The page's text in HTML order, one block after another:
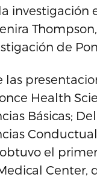
de
las
Health
Básicas;
el